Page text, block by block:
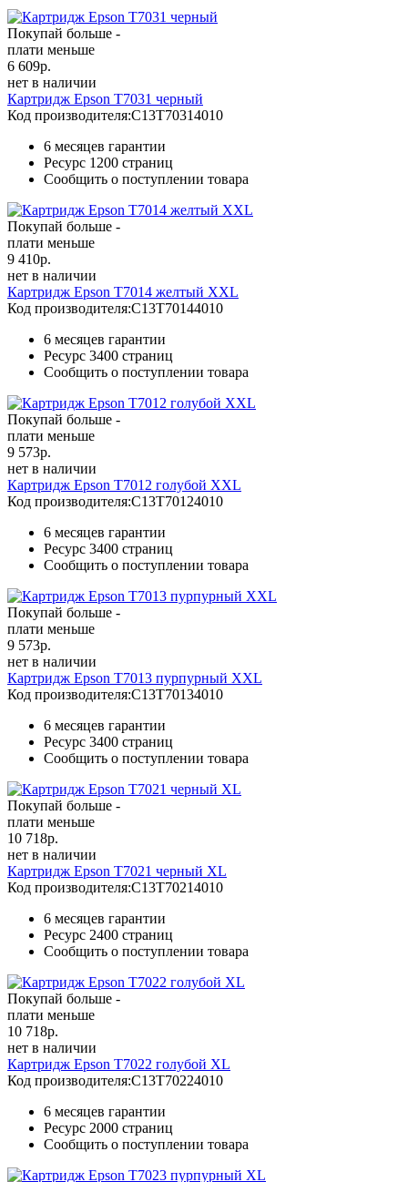
Покупай больше -
плати меньше
6 609р.
нет в наличии
Картридж Epson T7031 черный
Код производителя:C13T70314010
6 месяцев гарантии
Ресурс 1200 страниц
Сообщить о поступлении товара
Покупай больше -
плати меньше
9 410р.
нет в наличии
Картридж Epson T7014 желтый XXL
Код производителя:C13T70144010
6 месяцев гарантии
Ресурс 3400 страниц
Сообщить о поступлении товара
Покупай больше -
плати меньше
9 573р.
нет в наличии
Картридж Epson T7012 голубой XXL
Код производителя:C13T70124010
6 месяцев гарантии
Ресурс 3400 страниц
Сообщить о поступлении товара
Покупай больше -
плати меньше
9 573р.
нет в наличии
Картридж Epson T7013 пурпурный XXL
Код производителя:C13T70134010
6 месяцев гарантии
Ресурс 3400 страниц
Сообщить о поступлении товара
Покупай больше -
плати меньше
10 718р.
нет в наличии
Картридж Epson T7021 черный XL
Код производителя:C13T70214010
6 месяцев гарантии
Ресурс 2400 страниц
Сообщить о поступлении товара
Покупай больше -
плати меньше
10 718р.
нет в наличии
Картридж Epson T7022 голубой XL
Код производителя:C13T70224010
6 месяцев гарантии
Ресурс 2000 страниц
Сообщить о поступлении товара